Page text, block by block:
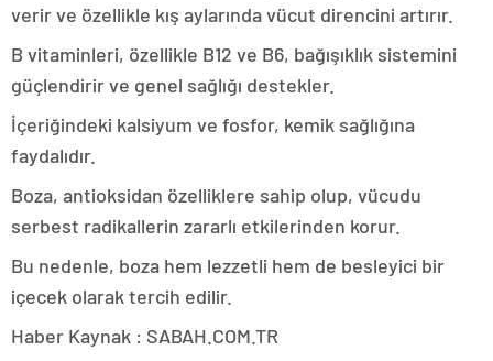
verir ve özellikle kış aylarında vücut direncini artırır.
B vitaminleri, özellikle B12 ve B6, bağışıklık sistemini
güçlendirir ve genel sağlığı destekler.
İçeriğindeki kalsiyum ve fosfor, kemik sağlığına
faydalıdır.
Boza, antioksidan özelliklere sahip olup, vücudu
serbest radikallerin zararlı etkilerinden korur.
Bu nedenle, boza hem lezzetli hem de besleyici bir
içecek olarak tercih edilir.
Haber Kaynak : SABAH.COM.TR